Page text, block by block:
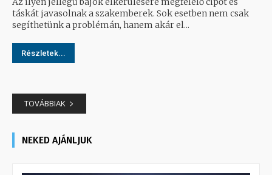
táskát javasolnak a szakemberek. Sok esetben nem csak
segíthetünk a problémán, hanem akár el...
Részletek...
TOVÁBBIAK
NEKED AJÁNLJUK